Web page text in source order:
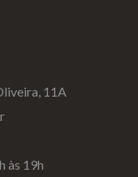
11A
às 19h